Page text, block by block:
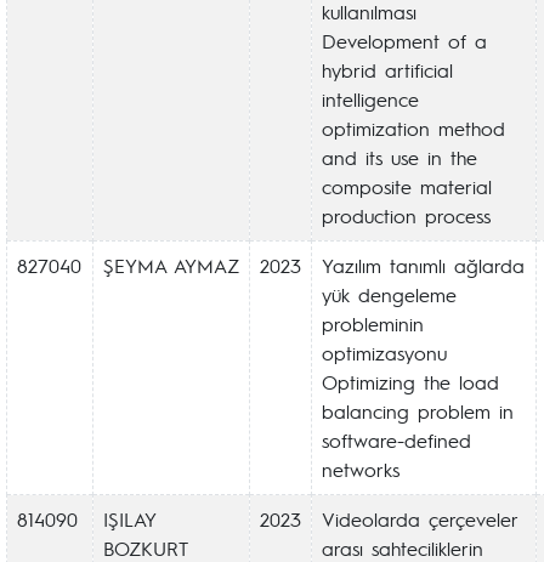
kullanılması
Development of a
hybrid artificial
intelligence
optimization method
and its use in the
composite material
production process
827040
ŞEYMA AYMAZ 2023
Yazılım tanımlı ağlarda
yük dengeleme
probleminin
optimizasyonu
Optimizing the load
balancing problem in
software-defined
networks
814090
IŞILAY
BOZKURT
2023
Videolarda çerçeveler
arası sahteciliklerin